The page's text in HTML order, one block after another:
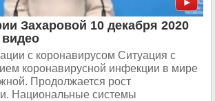
Захаровой 10 декабря 2020
с коронавирусом Ситуация с
коронавирусной инфекции в мире
Продолжается рост
Национальные системы